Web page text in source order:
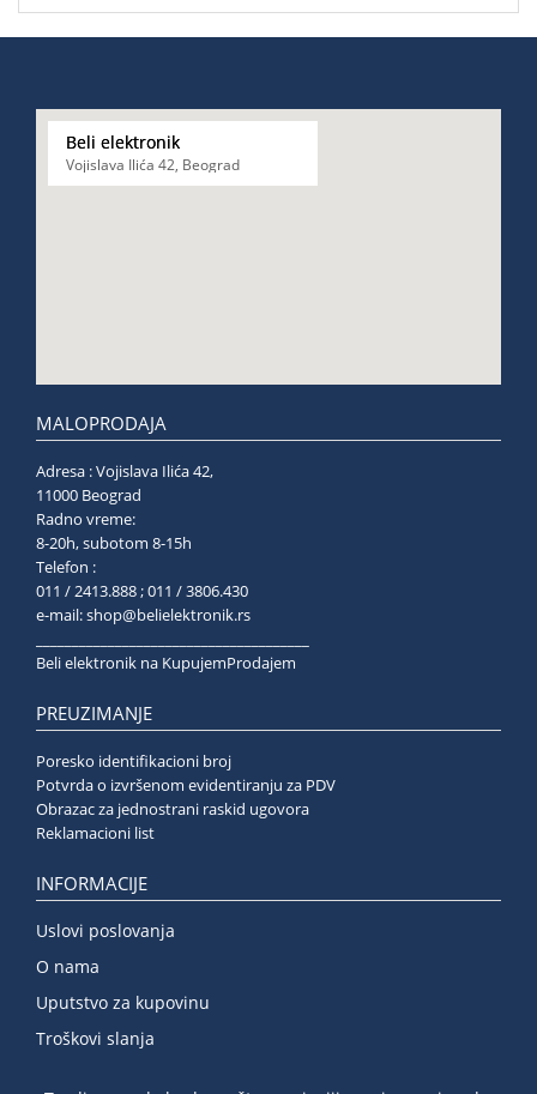
Beli elektronik
Vojislava Ilića 42, Beograd
MALOPRODAJA
Adresa : Vojislava Ilića 42,
11000 Beograd
Radno vreme:
8-20h, subotom 8-15h
Telefon :
011 / 2413.888 ; 011 / 3806.430
e-mail:shop@belielektronik.rs
Beli elektronik na KupujemProdajem
PREUZIMANJE
Poresko identifikacioni broj
Potvrda o izvršenom evidentiranju za PDV
Obrazac za jednostrani raskid ugovora
Reklamacioni list
INFORMACIJE
Uslovi poslovanja
O nama
Uputstvo za kupovinu
Troškovi slanja